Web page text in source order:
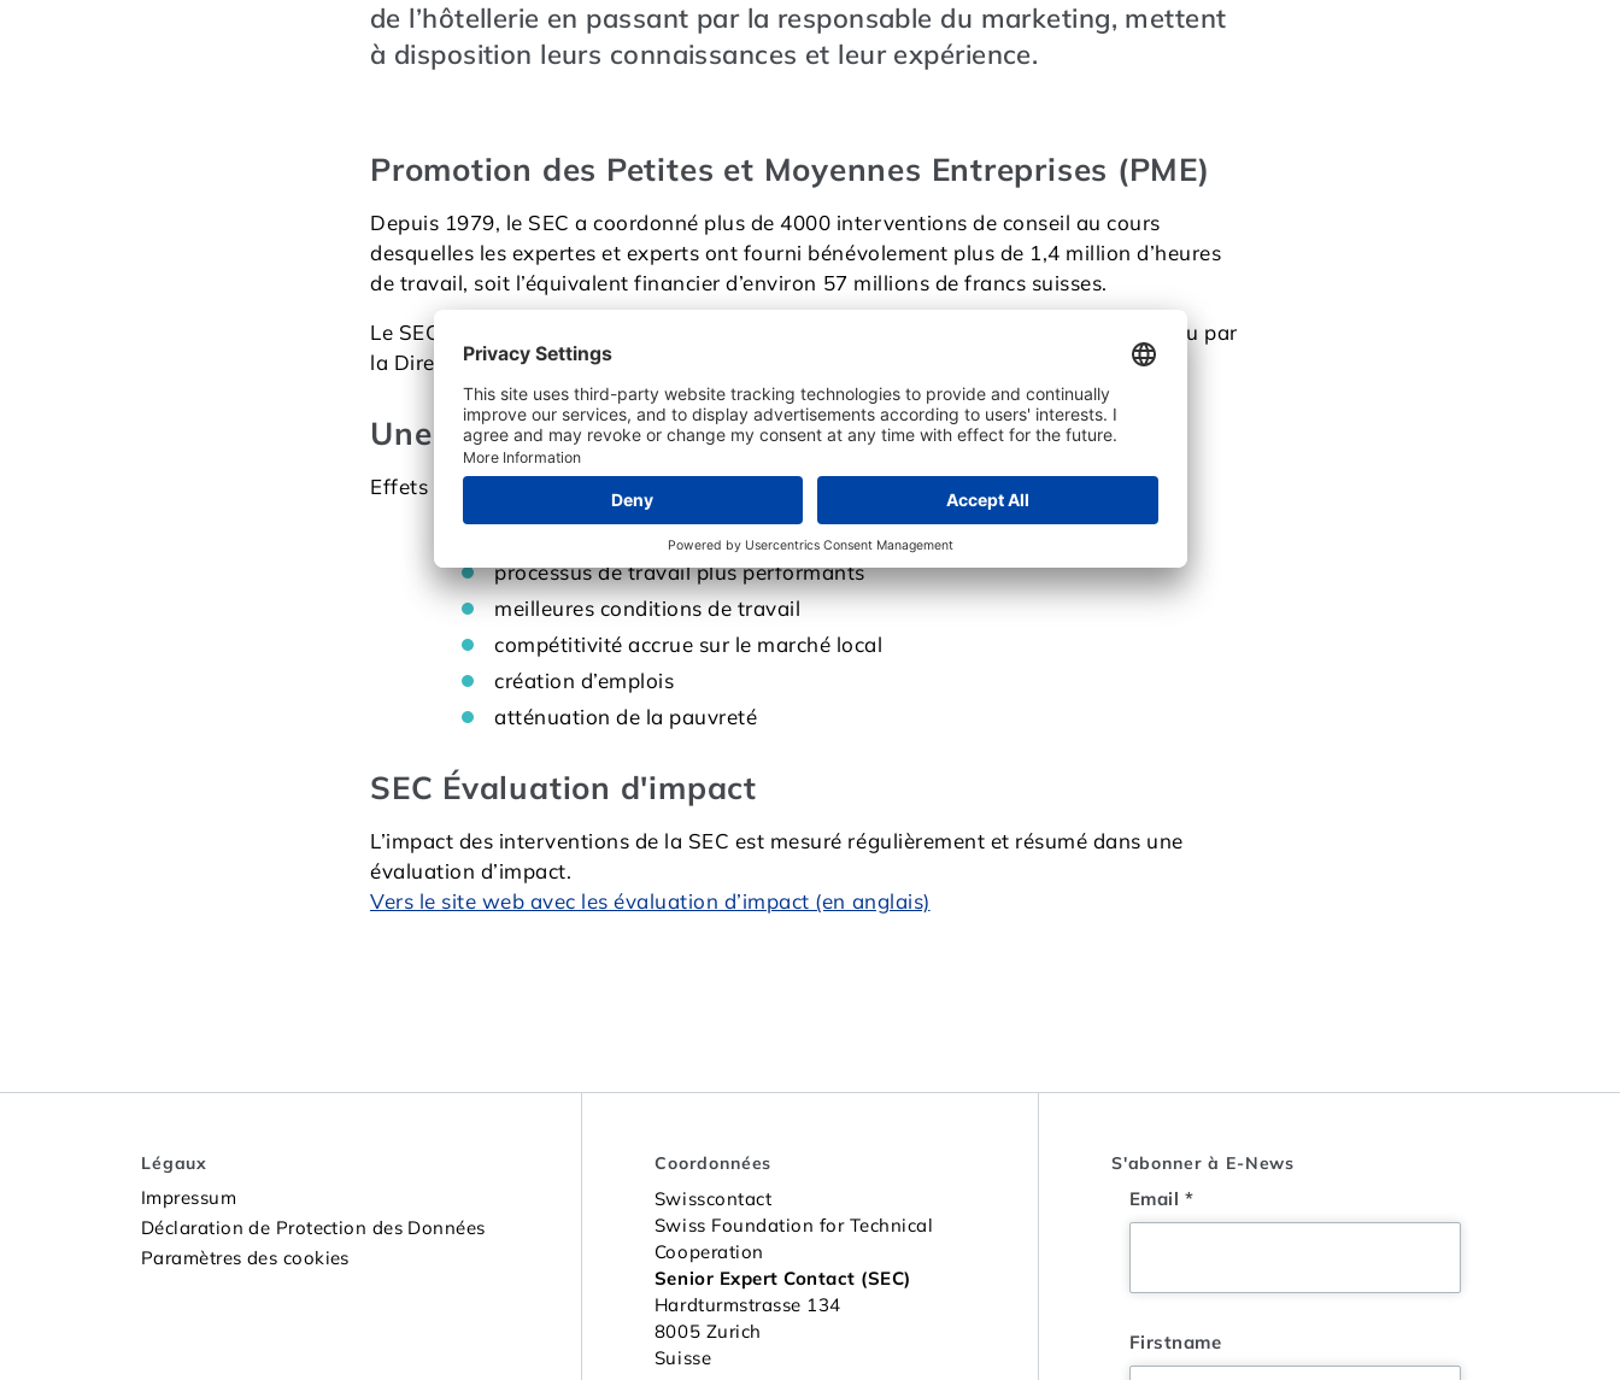
de l’hôtellerie en passant par la responsable du marketing, mettent
à disposition leurs connaissances et leur expérience.
Promotion des Petites et Moyennes Entreprises (PME)
Depuis 1979, le SEC a coordonné plus de 4000 interventions de conseil au cours
desquelles les expertes et experts ont fourni bénévolement plus de 1,4 million d’heures
de travail, soit l’équivalent financier d’environ 57 millions de francs suisses.
Le SEC est un programme de Swisscontact. Depuis 1993, le programme est soutenu par
la Direction du Développement et de la Coopération (DDC).
Une grande efficacité, tout simplement
Effets des conseils des expertes et experts du SEC :
amélioration de la qualité des produits
processus de travail plus performants
meilleures conditions de travail
compétitivité accrue sur le marché local
création d’emplois
atténuation de la pauvreté
SEC Évaluation d'impact
L’impact des interventions de la SEC est mesuré régulièrement et résumé dans une
évaluation d’impact.
Vers le site web avec les évaluation d’impact (en anglais)
Légaux
Impressum
Déclaration de Protection des Données
Paramètres des cookies
Coordonnées
Swisscontact
Swiss Foundation for Technical
Cooperation
Senior Expert Contact (SEC)
Hardturmstrasse 134
8005 Zurich
Suisse
S'abonner à E-News
Email *
Firstname